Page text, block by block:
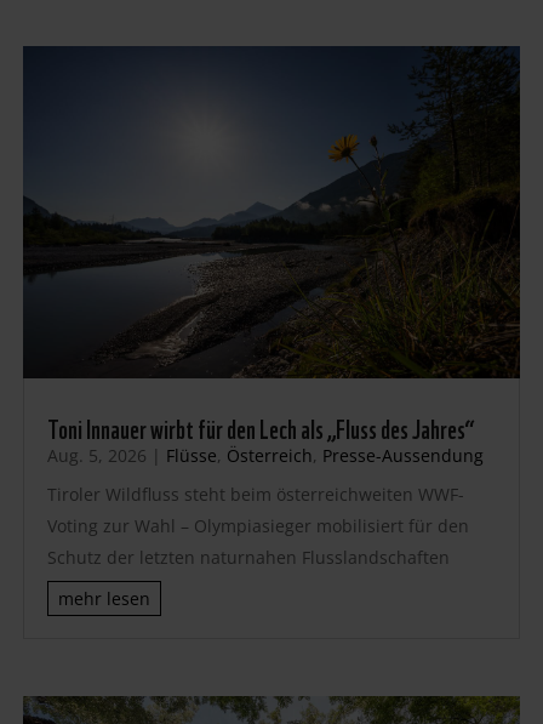
Toni Innauer wirbt für den Lech als „Fluss des Jahres“
Aug. 5, 2026 | Flüsse, Österreich, Presse-Aussendung
Tiroler Wildfluss steht beim österreichweiten WWF-
Voting zur Wahl – Olympiasieger mobilisiert für den
Schutz der letzten naturnahen Flusslandschaften
mehr lesen